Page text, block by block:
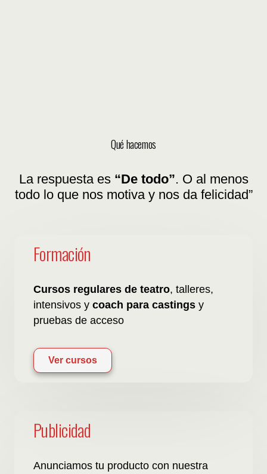
Qué hacemos
La respuesta es “De todo”. O al menos
todo lo que nos motiva y nos da felicidad”
Formación
Cursos regulares de teatro, talleres,
intensivos y coach para castings y
pruebas de acceso
Ver cursos
Publicidad
Anunciamos tu producto con nuestra